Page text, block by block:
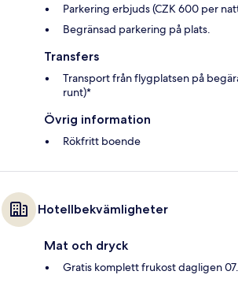
Parkering erbjuds (CZK 600 per
Begränsad parkering på plats.
Transfers
Transport från flygplatsen på
runt)*
Övrig information
Rökfritt boende
Hotellbekvämligheter
Mat och dryck
Gratis komplett frukost dagligen